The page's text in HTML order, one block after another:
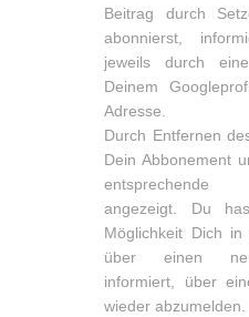
Beitrag durch
abonnierst,
jeweils durch
Deinem
Adresse.
Durch Entfernen
Dein Abbonement
entsprechende
angezeigt. Du
Möglichkeit Dich
über einen
informiert, über
wieder abzumelden.